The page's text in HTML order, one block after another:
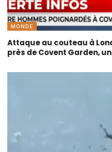
MONDE
Attaque au couteau à
près de Covent Garden,